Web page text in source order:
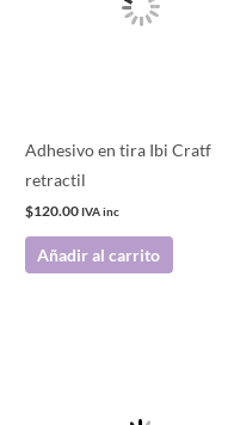
Adhesivo en tira Ibi Cratf
retractil
$120.00 IVA inc
Añadir al carrito